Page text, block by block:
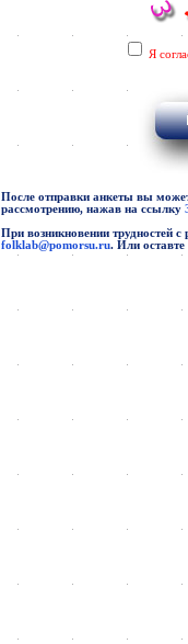
Я
После отправки анкеты вы
рассмотрению, нажав на ссылку
При возникновении трудностей с
folklab@pomorsu.ru. Или